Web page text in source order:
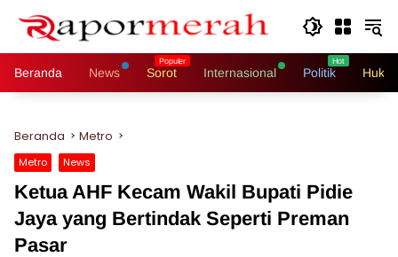
Beranda News Sorot Internasional Politik
Beranda Metro
Metro News
Ketua AHF Kecam Wakil Bupati Pidie
Jaya yang Bertindak Seperti Preman
Pasar